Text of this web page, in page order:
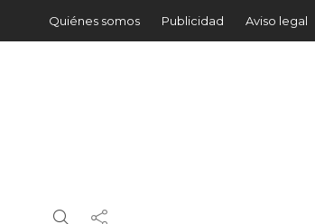
Quiénes somos Publicidad Aviso legal